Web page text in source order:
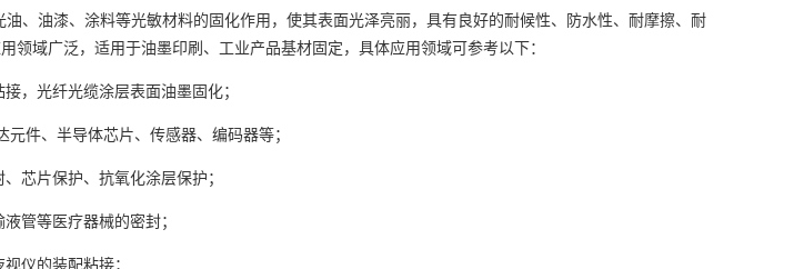
、油漆、涂料等光敏材料的固化作用，使其表面光泽亮丽，具有良好的耐候性、防水性、耐摩擦、耐
领域广泛，适用于油墨印刷、工业产品基材固定，具体应用领域可参考以下：
，光纤光缆涂层表面油墨固化；
件、半导体芯片、传感器、编码器等；
芯片保护、抗氧化涂层保护；
管等医疗器械的密封；
仪的装配粘接；